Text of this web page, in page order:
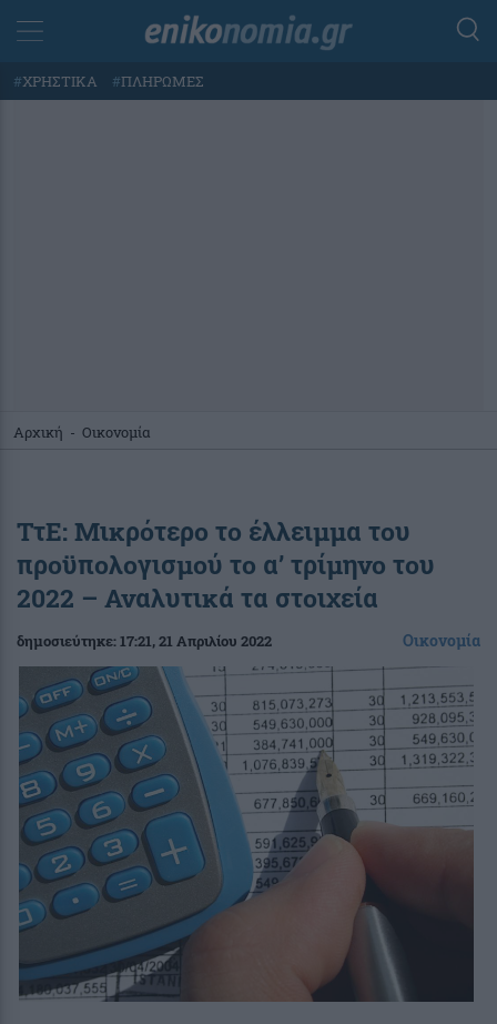
#ΧΡΗΣΤΙΚΑ #ΠΛΗΡΩΜΕΣ
Αρχική - Οικονομία
ΤτΕ: Μικρότερο το έλλειμμα του
προϋπολογισμού το α’ τρίμηνο του
2022 – Αναλυτικά τα στοιχεία
δημοσιεύτηκε:17:21, 21 Απριλίου 2022 Οικονομία